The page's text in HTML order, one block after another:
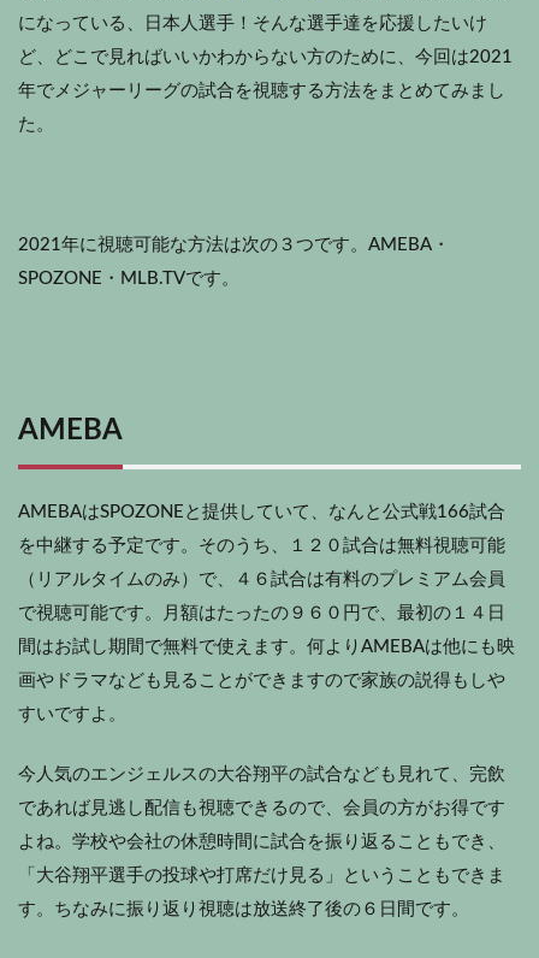
になっている、日本人選手！そんな選手達を応援したいけ
ど、どこで見ればいいかわからない方のために、今回は2021
年でメジャーリーグの試合を視聴する方法をまとめてみまし
た。
2021年に視聴可能な方法は次の３つです。AMEBA・
SPOZONE・MLB.TVです。
AMEBA
AMEBAはSPOZONEと提供していて、なんと公式戦166試合
を中継する予定です。そのうち、１２０試合は無料視聴可能
（リアルタイムのみ）で、４６試合は有料のプレミアム会員
で視聴可能です。月額はたったの９６０円で、最初の１４日
間はお試し期間で無料で使えます。何よりAMEBAは他にも映
画やドラマなども見ることができますので家族の説得もしや
すいですよ。
今人気のエンジェルスの大谷翔平の試合なども見れて、完飲
であれば見逃し配信も視聴できるので、会員の方がお得です
よね。学校や会社の休憩時間に試合を振り返ることもでき、
「大谷翔平選手の投球や打席だけ見る」ということもできま
す。ちなみに振り返り視聴は放送終了後の６日間です。